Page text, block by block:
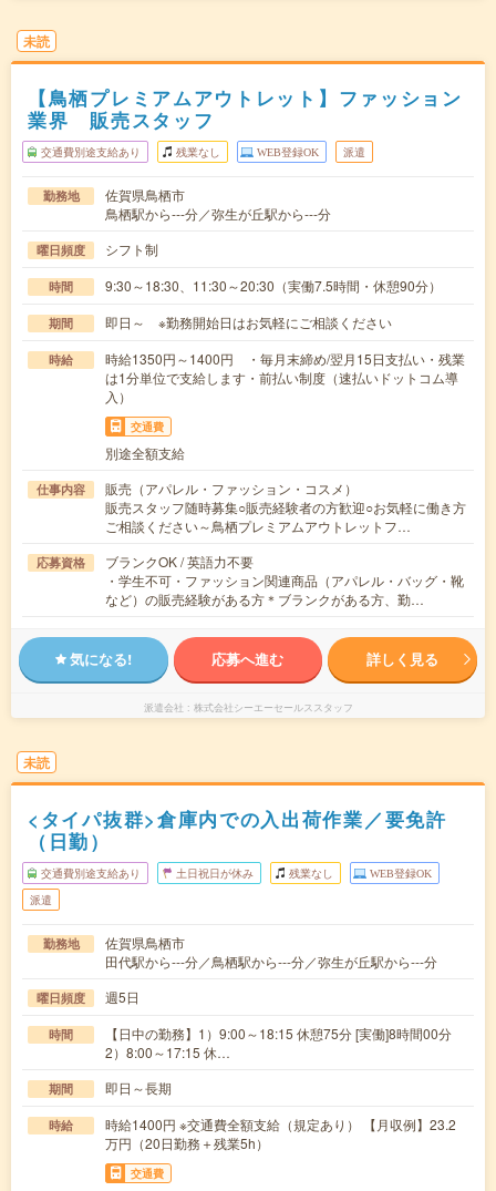
未読
【鳥栖プレミアムアウトレット】ファッション
業界 販売スタッフ
交通費別途支給あり 残業なし WEB登録OK 派遣
勤務地
佐賀県鳥栖市
鳥栖駅から---分／弥生が丘駅から---分
曜日頻度 シフト制
時間 9:30～18:30、11:30～20:30（実働7.5時間・休憩90分）
期間 即日～ ※勤務開始日はお気軽にご相談ください
時給
時給1350円～1400円 ・毎月末締め/翌月15日支払い・残業
は1分単位で支給します・前払い制度（速払いドットコム導
入）
交通費
別途全額支給
仕事内容
販売（アパレル・ファッション・コスメ）
販売スタッフ随時募集○販売経験者の方歓迎○お気軽に働き方
ご相談ください～鳥栖プレミアムアウトレットフ…
応募資格
ブランクOK / 英語力不要
・学生不可・ファッション関連商品（アパレル・バッグ・靴
など）の販売経験がある方＊ブランクがある方、勤…
気になる! 応募へ進む 詳しく見る
派遣会社 株式会社シーエーセールススタッフ
未読
<タイパ抜群>倉庫内での入出荷作業／要免許
（日勤）
交通費別途支給あり 土日祝日が休み 残業なし WEB登録OK
派遣
勤務地
佐賀県鳥栖市
田代駅から---分／鳥栖駅から---分／弥生が丘駅から---分
曜日頻度 週5日
時間
【日中の勤務】1）9:00～18:15 休憩75分 [実働]8時間00分
2）8:00～17:15 休…
期間 即日～長期
時給
時給1400円 ※交通費全額支給（規定あり） 【月収例】23.2
万円（20日勤務＋残業5h）
交通費